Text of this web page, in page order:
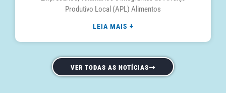
Produtivo Local (APL) Alimentos
LEIA MAIS +
VER TODAS AS NOTÍCIAS